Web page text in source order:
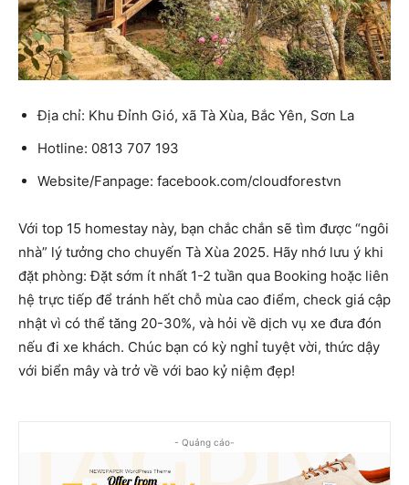
Địa chỉ: Khu Đỉnh Gió, xã Tà Xùa, Bắc Yên, Sơn La
Hotline: 0813 707 193
Website/Fanpage: facebook.com/cloudforestvn
Với top 15 homestay này, bạn chắc chắn sẽ tìm được “ngôi
nhà” lý tưởng cho chuyến Tà Xùa 2025. Hãy nhớ lưu ý khi
đặt phòng: Đặt sớm ít nhất 1-2 tuần qua Booking hoặc liên
hệ trực tiếp để tránh hết chỗ mùa cao điểm, check giá cập
nhật vì có thể tăng 20-30%, và hỏi về dịch vụ xe đưa đón
nếu đi xe khách. Chúc bạn có kỳ nghỉ tuyệt vời, thức dậy
với biển mây và trở về với bao kỷ niệm đẹp!
- Quảng cáo-